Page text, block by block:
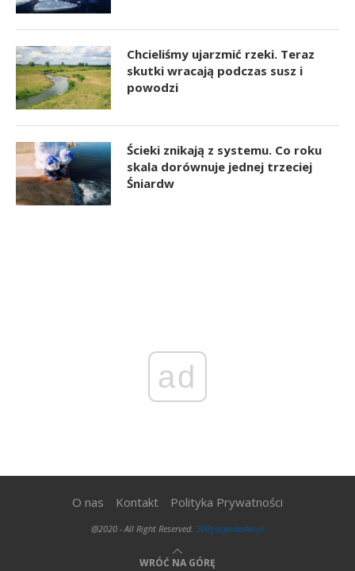
Chcieliśmy ujarzmić rzeki. Teraz
skutki wracają podczas susz i
powodzi
Ścieki znikają z systemu. Co roku
skala dorównuje jednej trzeciej
Śniardw
ad
O nas Kontakt Polityka Prywatności
@2020 - All Right Reserved. 300gospodarka.pl
WRÓĆ NA GÓRĘ